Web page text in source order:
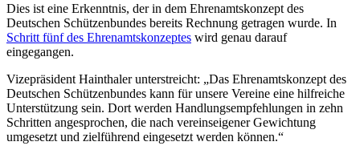
Dies ist eine Erkenntnis, der in dem Ehrenamtskonzept des
Deutschen Schützenbundes bereits Rechnung getragen wurde. In
Schritt fünf des Ehrenamtskonzeptes wird genau darauf
eingegangen.
Vizepräsident Hainthaler unterstreicht: „Das Ehrenamtskonzept des
Deutschen Schützenbundes kann für unsere Vereine eine hilfreiche
Unterstützung sein. Dort werden Handlungsempfehlungen in zehn
Schritten angesprochen, die nach vereinseigener Gewichtung
umgesetzt und zielführend eingesetzt werden können.“